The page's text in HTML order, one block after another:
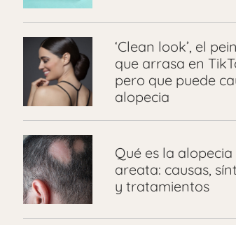
‘Clean look’, el
que arrasa en
pero que puede
alopecia
Qué es la alopecia
areata: causas,
y tratamientos